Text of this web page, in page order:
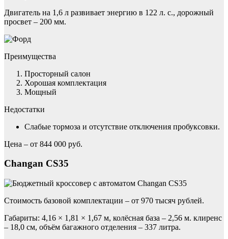
Двигатель на 1,6 л развивает энергию в 122 л. с., дорожный
просвет – 200 мм.
Преимущества
Просторный салон
Хорошая комплектация
Мощный
Недостатки
Слабые тормоза и отсутствие отключения пробуксовки.
Цена – от 844 000 руб.
Changan CS35
Стоимость базовой комплектации – от 970 тысяч рублей.
Габариты: 4,16 × 1,81 × 1,67 м, колёсная база – 2,56 м. клиренс
– 18,0 см, объём багажного отделения – 337 литра.